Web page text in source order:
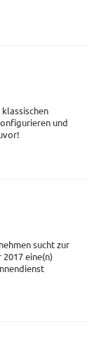
und
sucht zur
eine(n)